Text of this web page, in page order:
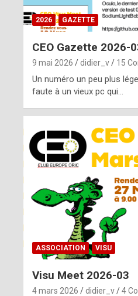
2026 GAZETTE
CEO Gazette 2026-
9 mai 2026 didier_v 15
Un numéro un peu plus
faute à un vieux pc qui…
ASSOCIATION VISU
Visu Meet 2026-03
4 mars 2026 didier_v 4